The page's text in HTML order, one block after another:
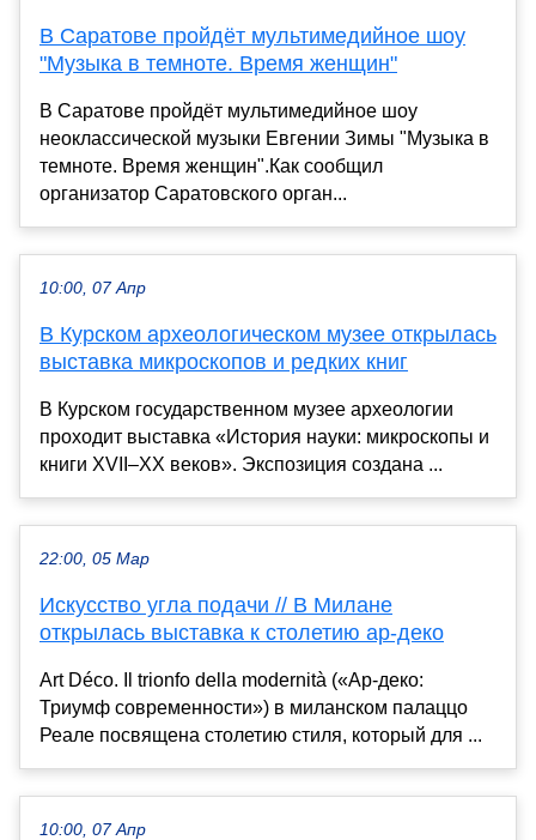
В Саратове пройдёт мультимедийное шоу
"Музыка в темноте. Время женщин"
В Саратове пройдёт мультимедийное шоу
неоклассической музыки Евгении Зимы "Музыка в
темноте. Время женщин".Как сообщил
организатор Саратовского орган...
10:00, 07 Апр
В Курском археологическом музее открылась
выставка микроскопов и редких книг
В Курском государственном музее археологии
проходит выставка «История науки: микроскопы и
книги XVII–XX веков». Экспозиция создана ...
22:00, 05 Мар
Искусство угла подачи // В Милане
открылась выставка к столетию ар-деко
Art Déco. Il trionfo della modernità («Ар-деко:
Триумф современности») в миланском палаццо
Реале посвящена столетию стиля, который для ...
10:00, 07 Апр